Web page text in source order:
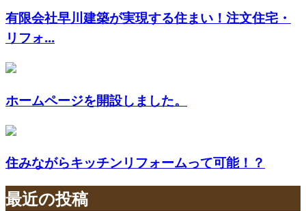
有限会社早川建築が実現する住まい！注文住宅・
リフォ...
ホームページを開設しました。
住みながらキッチンリフォームって可能！？
最近の投稿